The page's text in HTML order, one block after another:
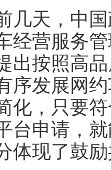
天，中国
经营服务
出按照高
序发展网
化，只要
台申请，
体现了鼓